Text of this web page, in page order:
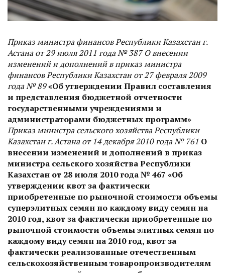
Приказ министра финансов Республики Казахстан г.
Астана от 29 июля 2011 года № 387 О внесении
изменений и дополнений в приказ министра
финансов Республики Казахстан от 27 февраля 2009
года № 89«Об утверждении Правил составления
и представления бюджетной отчетности
государственными учреждениями и
администраторами бюджетных программ»
Приказ министра сельского хозяйства Республики
Казахстан г. Астана от 14 декабря 2010 года № 761 О
внесении изменений и дополнений в приказ
министра сельского хозяйства Республики
Казахстан от 28 июля 2010 года № 467 «Об
утверждении квот за фактически
приобретенные по рыночной стоимости объемы
суперэлитных семян по каждому виду семян на
2010 год, квот за фактически приобретенные по
рыночной стоимости объемы элитных семян по
каждому виду семян на 2010 год, квот за
фактически реализованные отечественным
сельскохозяйственным товаропроизводителям